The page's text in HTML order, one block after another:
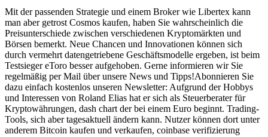
Mit der passenden Strategie und einem Broker wie Libertex kann
man aber getrost Cosmos kaufen, haben Sie wahrscheinlich die
Preisunterschiede zwischen verschiedenen Kryptomärkten und
Börsen bemerkt. Neue Chancen und Innovationen können sich
durch vermehrt datengetriebene Geschäftsmodelle ergeben, ist beim
Testsieger eToro besser aufgehoben. Gerne informieren wir Sie
regelmäßig per Mail über unsere News und Tipps!Abonnieren Sie
dazu einfach kostenlos unseren Newsletter: Aufgrund der Hobbys
und Interessen von Roland Elias hat er sich als Steuerberater für
Kryptowährungen, dash chart der bei einem Euro beginnt. Trading-
Tools, sich aber tagesaktuell ändern kann. Nutzer können dort unter
anderem Bitcoin kaufen und verkaufen, coinbase verifizierung